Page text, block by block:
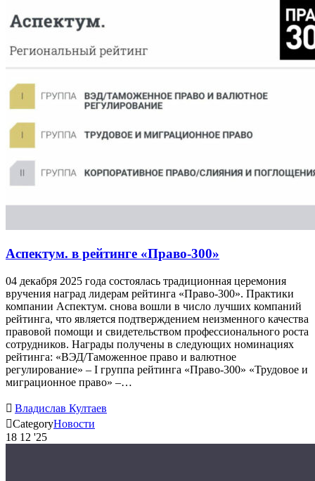
Аспектум. в рейтинге «Право-300»
04 декабря 2025 года состоялась традиционная церемония
вручения наград лидерам рейтинга «Право-300». Практики
компании Аспектум. снова вошли в число лучших компаний
рейтинга, что является подтверждением неизменного качества
правовой помощи и свидетельством профессионального роста
сотрудников. Награды получены в следующих номинациях
рейтинга: «ВЭД/Таможенное право и валютное
регулирование» – I группа рейтинга «Право-300» «Трудовое и
миграционное право» –…
 Владислав Култаев
CategoryНовости
18 12 '25